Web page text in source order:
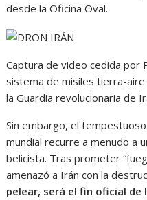
desde la Oficina Oval.
Captura de video cedida por
sistema de misiles tierra-
la Guardia revolucionaria de
Sin embargo, el
mundial recurre a menudo a
belicista. Tras prometer
amenazó a Irán con la
pelear, será el fin oficial de